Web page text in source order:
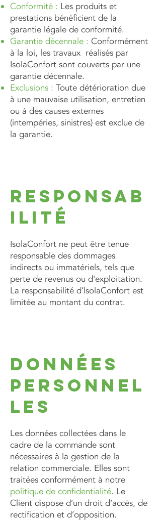
Conformité : Les produits et
prestations bénéficient de la
garantie légale de conformité.
Garantie décennale : Conformément
à la loi, les travaux réalisés par
IsolaConfort sont couverts par une
garantie décennale.
Exclusions : Toute détérioration due
à une mauvaise utilisation, entretien
ou à des causes externes
(intempéries, sinistres) est exclue de
la garantie.
Responsab
ilité
IsolaConfort ne peut être tenue
responsable des dommages
indirects ou immatériels, tels que
perte de revenus ou d'exploitation.
La responsabilité d’IsolaConfort est
limitée au montant du contrat.
Données
personnel
les
Les données collectées dans le
cadre de la commande sont
nécessaires à la gestion de la
relation commerciale. Elles sont
traitées conformément à notre
politique de confidentialité. Le
Client dispose d’un droit d’accès, de
rectification et d’opposition.